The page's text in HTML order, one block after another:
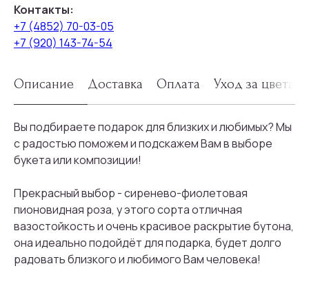
Контакты:
+7 (4852) 70-03-05
+7 (920) 143-74-54
Описание Доставка Оплата Уход за
Вы подбираете подарок для близких и любимых? Мы
с радостью поможем и подскажем Вам в выборе
букета или композиции!
Прекрасный выбор - сиренево-фиолетовая
пионовидная роза, у этого сорта отличная
вазостойкость и очень красивое раскрытие бутона,
она идеально подойдёт для подарка, будет долго
радовать близкого и любимого Вам человека!